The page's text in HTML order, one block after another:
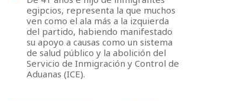
egipcios, representa la que muchos
ven como el ala más a la izquierda
del partido, habiendo manifestado
su apoyo a causas como un sistema
de salud público y la abolición del
Servicio de Inmigración y Control de
Aduanas (ICE).